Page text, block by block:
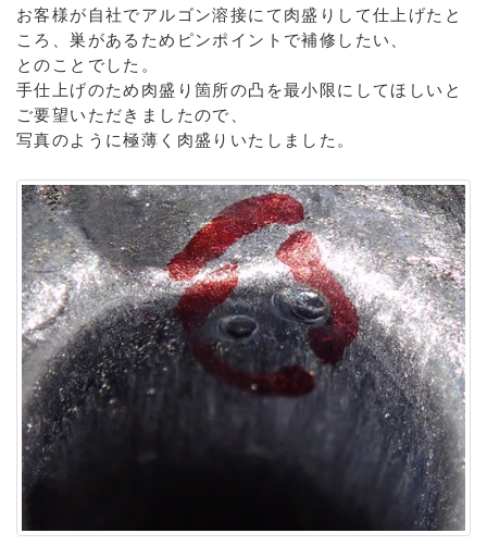
お客様が自社でアルゴン溶接にて肉盛りして仕上げたと
ころ、巣があるためピンポイントで補修したい、
とのことでした。
手仕上げのため肉盛り箇所の凸を最小限にしてほしいと
ご要望いただきましたので、
写真のように極薄く肉盛りいたしました。